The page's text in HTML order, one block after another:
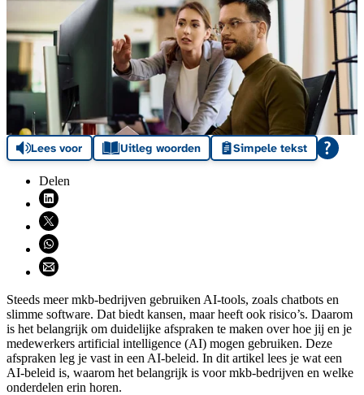
Lees voor Uitleg woorden Simpele tekst
Delen
Deel via LinkedIn (opent nieuw venster)
Deel via X (opent nieuw venster)
Deel via WhatsApp (opent WhatsApp)
Deel via email (opent email programma)
Steeds meer mkb‑bedrijven gebruiken AI‑tools, zoals chatbots en
slimme software. Dat biedt kansen, maar heeft ook risico’s. Daarom
is het belangrijk om duidelijke afspraken te maken over hoe jij en je
medewerkers artificial intelligence (AI) mogen gebruiken. Deze
afspraken leg je vast in een AI‑beleid. In dit artikel lees je wat een
AI‑beleid is, waarom het belangrijk is voor mkb‑bedrijven en welke
onderdelen erin horen.